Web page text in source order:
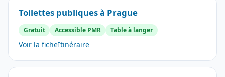
Toilettes publiques à Prague
Gratuit Accessible PMR Table à langer
Voir la ficheItinéraire